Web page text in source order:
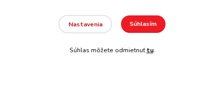
Copyright 2008 - 2026 REATEK Playgrounds
Nastavenia Súhlasím
Súhlas môžete odmietnuťtu.